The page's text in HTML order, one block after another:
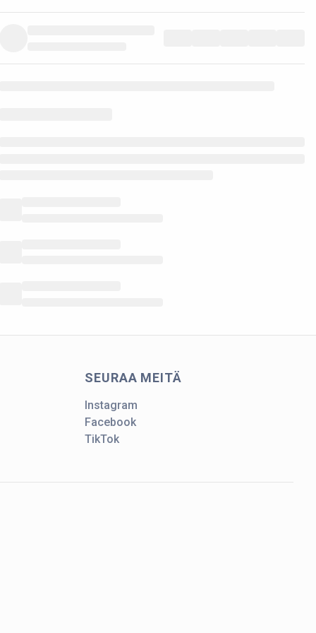
SEURAA MEITÄ
Instagram
Facebook
TikTok